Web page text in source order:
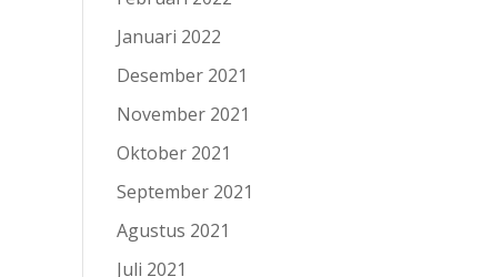
Januari 2022
Desember 2021
November 2021
Oktober 2021
September 2021
Agustus 2021
Juli 2021